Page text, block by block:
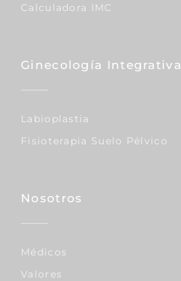
Calculadora IMC
Ginecología Integrativa
Labioplastia
Fisioterapia Suelo Pélvico
Nosotros
Médicos
Valores